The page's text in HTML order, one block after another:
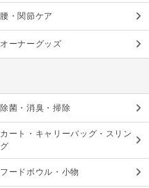
腰・関節ケア
オーナーグッズ
除菌・消臭・掃除
カート・キャリーバッグ・スリン
グ
フードボウル・小物